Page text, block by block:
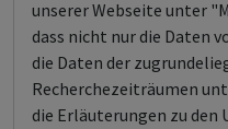
unserer Webseite unter
dass nicht nur die Daten
die Daten der
Recherchezeiträumen
die Erläuterungen zu den